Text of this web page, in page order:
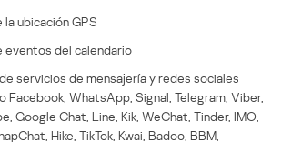
ubicación GPS
eventos del calendario
servicios de mensajería y redes sociales
Facebook, WhatsApp, Signal, Telegram, Viber,
Google Chat, Line, Kik, WeChat, Tinder, IMO,
Hike, TikTok, Kwai, Badoo, BBM,